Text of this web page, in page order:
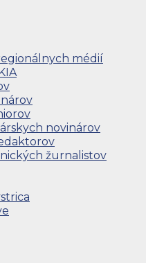
médií
novinárov
žurnalistov